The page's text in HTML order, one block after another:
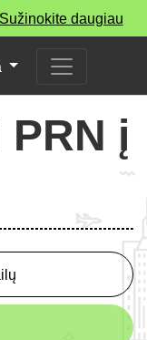
Sužinokite daugiau
į